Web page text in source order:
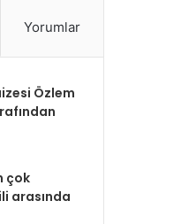
Yorumlar
Özlem
çok
arasında